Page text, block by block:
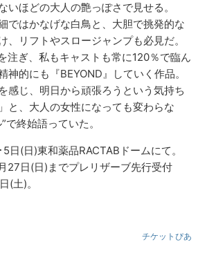
いほどの大人の艶っぽさで見せる。
ではかなげな白鳥と、大胆で挑発的な
、リフトやスロージャンプも必見だ。
注ぎ、私もキャストも常に120％で臨ん
神的にも『BEYOND』していく作品。
感じ、明日から頑張ろうという気持ち
と、大人の女性になっても変わらな
で終始語っていた。
日(日)東和薬品RACTABドームにて。
27日(日)までプレリザーブ先行受付
(土)。
チケットぴあ